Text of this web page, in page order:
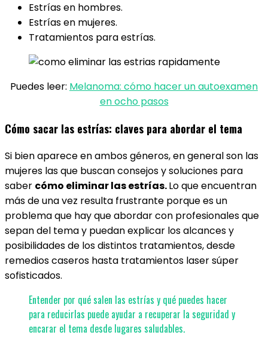
Estrías en hombres.
Estrías en mujeres.
Tratamientos para estrías.
Puedes leer: Melanoma: cómo hacer un autoexamen
en ocho pasos
Cómo sacar las estrías: claves para abordar el tema
Si bien aparece en ambos géneros, en general son las
mujeres las que buscan consejos y soluciones para
saber cómo eliminar las estrías.Lo que encuentran
más de una vez resulta frustrante porque es un
problema que hay que abordar con profesionales que
sepan del tema y puedan explicar los alcances y
posibilidades de los distintos tratamientos, desde
remedios caseros hasta tratamientos laser súper
sofisticados.
Entender por qué salen las estrías y qué puedes hacer
para reducirlas puede ayudar a recuperar la seguridad y
encarar el tema desde lugares saludables.